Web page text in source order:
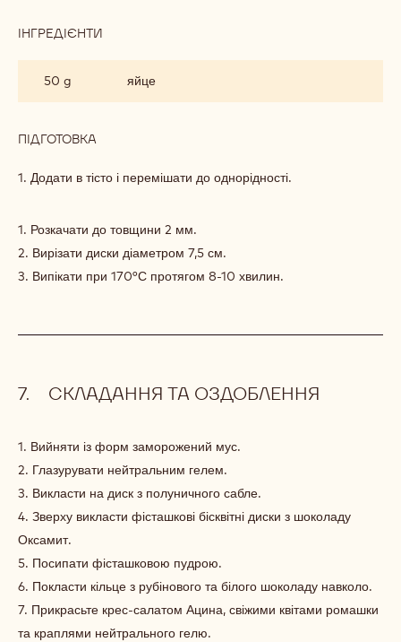
ІНГРЕДІЄНТИ
50 g
яйце
ПІДГОТОВКА
САБЛЕ
1. Додати в тісто і перемішати до однорідності.
1. Розкачати до товщини 2 мм.
2. Вирізати диски діаметром 7,5 см.
3. Випікати при 170°С протягом 8-10 хвилин.
СКЛАДАННЯ ТА ОЗДОБЛЕННЯ
1. Вийняти із форм заморожений мус.
2. Глазурувати нейтральним гелем.
3. Викласти на диск з полуничного сабле.
4. Зверху викласти фісташкові бісквітні диски з шоколаду
Оксамит.
5. Посипати фісташковою пудрою.
6. Покласти кільце з рубінового та білого шоколаду навколо.
7. Прикрасьте крес-салатом Ацина, свіжими квітами ромашки
та краплями нейтрального гелю.